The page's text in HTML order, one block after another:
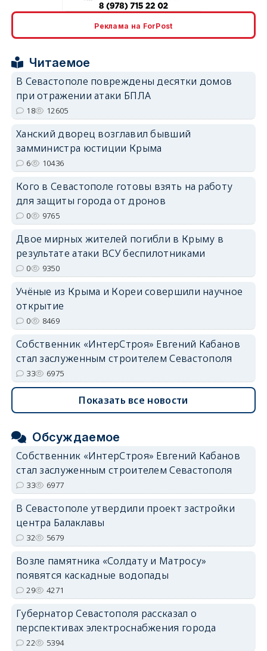
erid: 2SDnjdvhGXG
Реклама на ForPost
Читаемое
В Севастополе повреждены десятки домов
при отражении атаки БПЛА
18 12605
Ханский дворец возглавил бывший
замминистра юстиции Крыма
6 10436
Кого в Севастополе готовы взять на работу
для защиты города от дронов
0 9765
Двое мирных жителей погибли в Крыму в
результате атаки ВСУ беспилотниками
0 9350
Учёные из Крыма и Кореи совершили научное
открытие
0 8469
Собственник «ИнтерСтроя» Евгений Кабанов
стал заслуженным строителем Севастополя
33 6975
Показать все новости
Обсуждаемое
Собственник «ИнтерСтроя» Евгений Кабанов
стал заслуженным строителем Севастополя
33 6977
В Севастополе утвердили проект застройки
центра Балаклавы
32 5679
Возле памятника «Солдату и Матросу»
появятся каскадные водопады
29 4271
Губернатор Севастополя рассказал о
перспективах электроснабжения города
22 5394